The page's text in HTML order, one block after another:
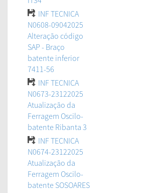
INF TECNICA
N0608-09042025
Alteração código
SAP - Braço
batente inferior
7411-56
INF TECNICA
N0673-23122025
Atualização da
Ferragem Oscilo-
batente Ribanta 3
INF TECNICA
N0674-23122025
Atualização da
Ferragem Oscilo-
batente SOSOARES